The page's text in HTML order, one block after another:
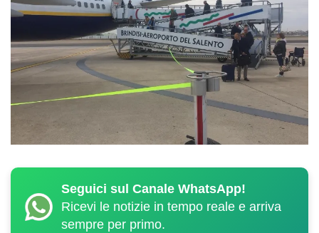
Seguici sul Canale WhatsApp!
Ricevi le notizie in tempo reale e arriva
sempre per primo.